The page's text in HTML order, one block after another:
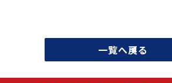
一覧へ戻る